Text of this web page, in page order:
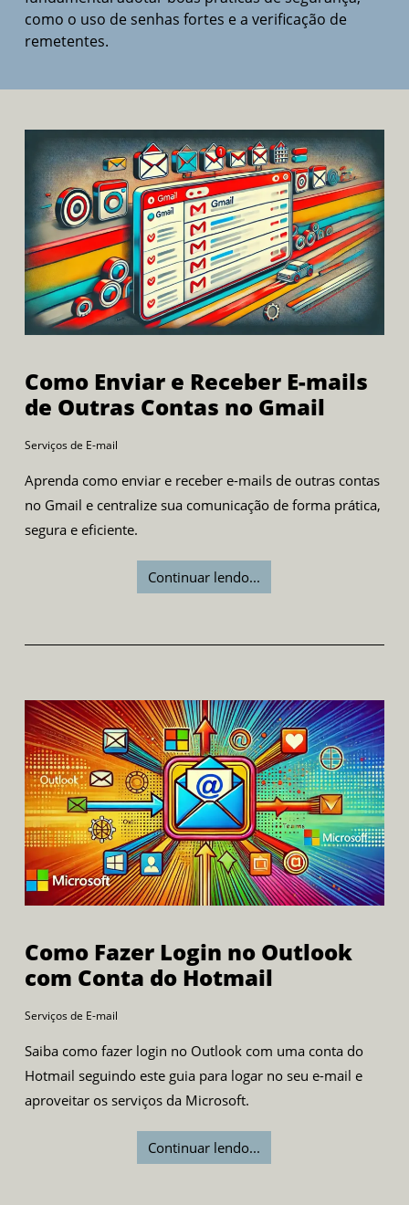
como o uso de senhas fortes e a verificação de
remetentes.
Como Enviar e Receber E-mails
de Outras Contas no Gmail
Serviços de E-mail
Aprenda como enviar e receber e-mails de outras contas
no Gmail e centralize sua comunicação de forma prática,
segura e eficiente.
Continuar lendo...
Como Fazer Login no Outlook
com Conta do Hotmail
Serviços de E-mail
Saiba como fazer login no Outlook com uma conta do
Hotmail seguindo este guia para logar no seu e-mail e
aproveitar os serviços da Microsoft.
Continuar lendo...